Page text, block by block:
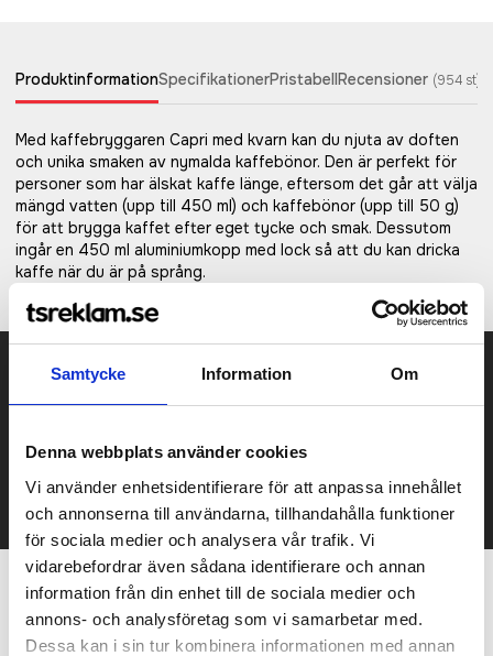
Samtycke Information Om
Denna webbplats använder cookies
Vi använder enhetsidentifierare för att anpassa innehållet
och annonserna till användarna, tillhandahålla funktioner
för sociala medier och analysera vår trafik. Vi
vidarebefordrar även sådana identifierare och annan
information från din enhet till de sociala medier och
annons- och analysföretag som vi samarbetar med.
Dessa kan i sin tur kombinera informationen med annan
ProduktinformationSpecifikationerPristabellRecensioner (954 st)
Med kaffebryggaren Capri med kvarn kan du njuta av doften
och unika smaken av nymalda kaffebönor. Den är perfekt för
personer som har älskat kaffe länge, eftersom det går att välja
mängd vatten (upp till 450 ml) och kaffebönor (upp till 50 g)
för att brygga kaffet efter eget tycke och smak. Dessutom
ingår en 450 ml aluminiumkopp med lock så att du kan dricka
kaffe när du är på språng.
Prisuppgift på mailen?
Det går också utmärkt att bara ställa frågor!
KONTAKTA OSS
Relaterade produkter